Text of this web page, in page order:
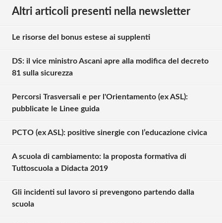
Altri articoli presenti nella newsletter
Le risorse del bonus estese ai supplenti
DS: il vice ministro Ascani apre alla modifica del decreto
81 sulla sicurezza
Percorsi Trasversali e per l'Orientamento (ex ASL):
pubblicate le Linee guida
PCTO (ex ASL): positive sinergie con l’educazione civica
A scuola di cambiamento: la proposta formativa di
Tuttoscuola a Didacta 2019
Gli incidenti sul lavoro si prevengono partendo dalla
scuola